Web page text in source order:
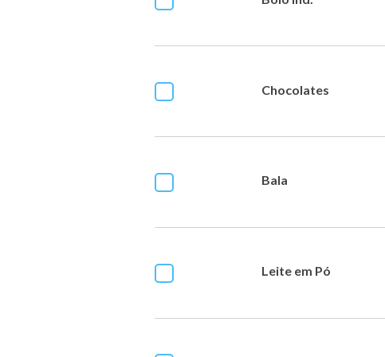
Chocolates
Bala
Leite em Pó